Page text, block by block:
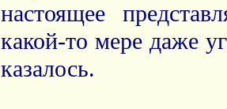
настоящее
какой-то мере даже
казалось.